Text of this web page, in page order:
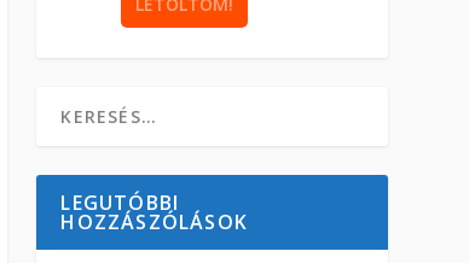
LEGUTÓBBI
HOZZÁSZÓLÁSOK